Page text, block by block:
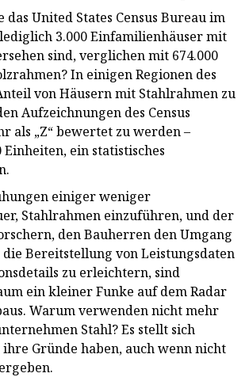
United States Census Bureau im
lediglich 3.000 Einfamilienhäuser mit
sind, verglichen mit 674.000
In einigen Regionen des
von Häusern mit Stahlrahmen zu
Aufzeichnungen des Census
als „Z“ bewertet zu werden –
ein statistisches
einiger weniger
Stahlrahmen einzuführen, und der
den Bauherren den Umgang
Bereitstellung von Leistungsdaten
zu erleichtern, sind
ein kleiner Funke auf dem Radar
Warum verwenden nicht mehr
Stahl? Es stellt sich
ihre Gründe haben, auch wenn nicht